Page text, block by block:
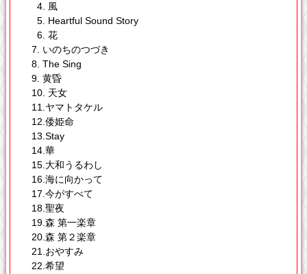
4. 風
5. Heartful Sound Story
6. 花
7. いのちのつづき
8. The Sing
9. 黄昏
10. 天女
11.ヤマトタケル
12.倭姫命
13.Stay
14.華
15.大和うるわし
16.海に向かって
17.今がすべて
18.聖夜
19.森 第一楽章
20.森 第２楽章
21.おやすみ
22.希望